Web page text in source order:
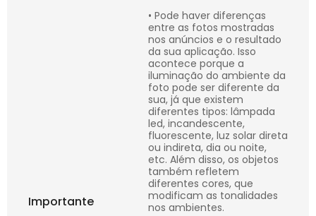
Importante
• Pode haver diferenças
entre as fotos mostradas
nos anúncios e o resultado
da sua aplicação. Isso
acontece porque a
iluminação do ambiente da
foto pode ser diferente da
sua, já que existem
diferentes tipos: lâmpada
led, incandescente,
fluorescente, luz solar direta
ou indireta, dia ou noite,
etc. Além disso, os objetos
também refletem
diferentes cores, que
modificam as tonalidades
nos ambientes.